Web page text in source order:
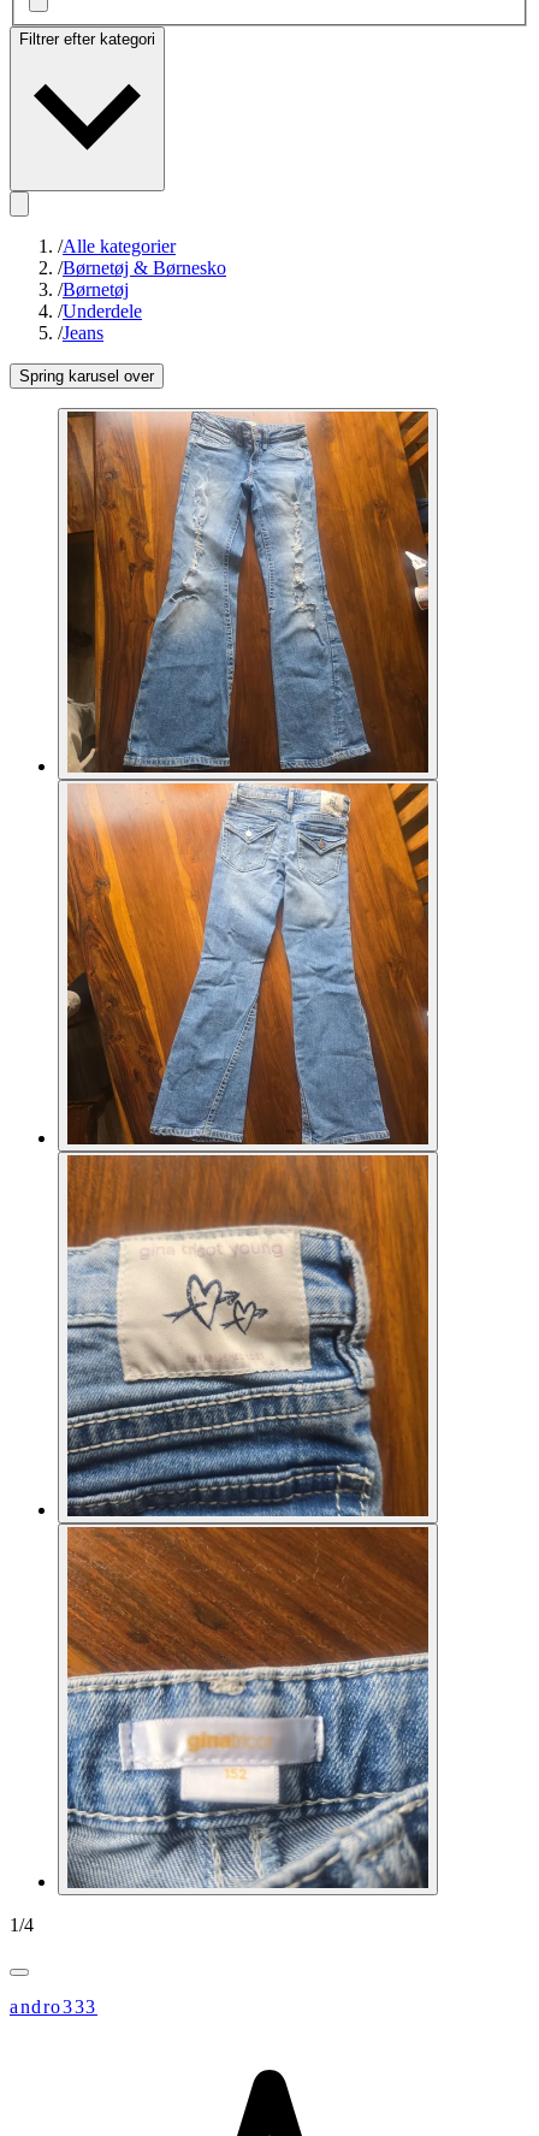
Filtrer efter kategori
/Alle kategorier
/Børnetøj & Børnesko
/Børnetøj
/Underdele
/Jeans
Spring karusel over
1/4
andro333